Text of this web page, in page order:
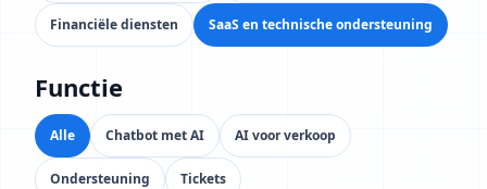
Financiële diensten SaaS en technische ondersteuning
Functie
Alle Chatbot met AI AI voor verkoop
Ondersteuning Tickets